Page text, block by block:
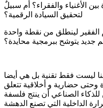
الأغنياء والفقراء؟ أم سبيلٌ
لتحقيق السيادة الرقمية؟
الفقير لينطلق من نقطة واحدة
جديد يتوشح ببرمجية محايدة؟
ليست فقط تقنية بل هي أيضا
وحتى حضارية و أخلاقية تتعلق
الصناعي أن ينتج فلسفة
الداخلية التي تصنع الدهشة